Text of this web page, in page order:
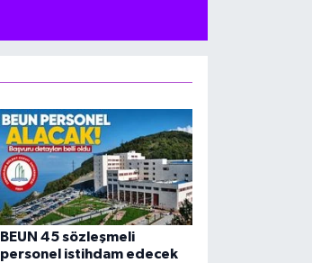
BEUN 45 sözleşmeli
personel istihdam edecek